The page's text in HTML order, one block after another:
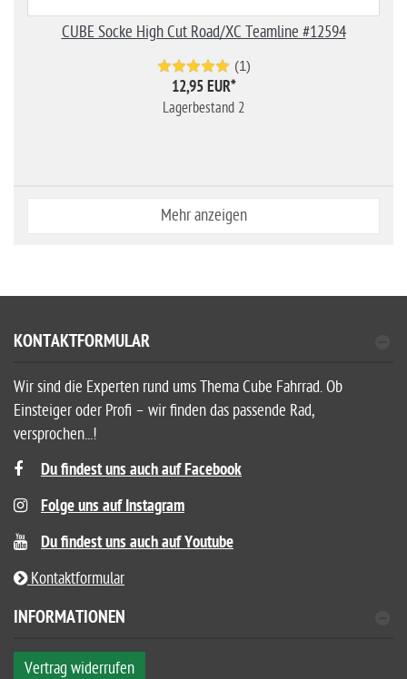
CUBE Socke High Cut Road/XC Teamline #12594
(1)
12,95 EUR*
Lagerbestand 2
Mehr anzeigen
KONTAKTFORMULAR
Wir sind die Experten rund ums Thema Cube Fahrrad. Ob
Einsteiger oder Profi – wir finden das passende Rad,
versprochen...!
Du findest uns auch auf Facebook
Folge uns auf Instagram
Du findest uns auch auf Youtube
Kontaktformular
INFORMATIONEN
Vertrag widerrufen